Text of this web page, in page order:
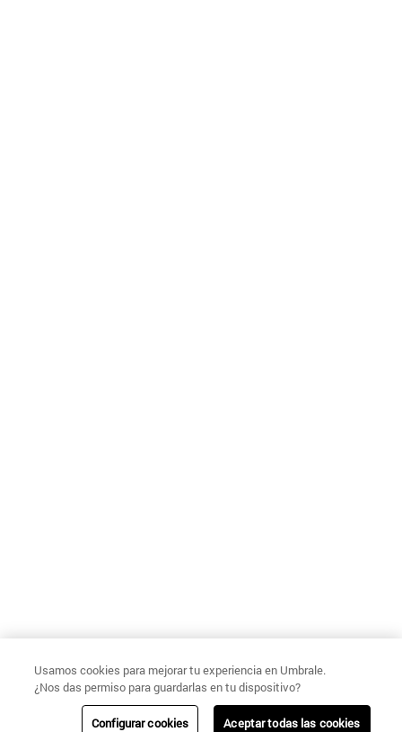
Usamos cookies para mejorar tu experiencia en Umbrale.
¿Nos das permiso para guardarlas en tu dispositivo?
Configurar cookies Aceptar todas las cookies